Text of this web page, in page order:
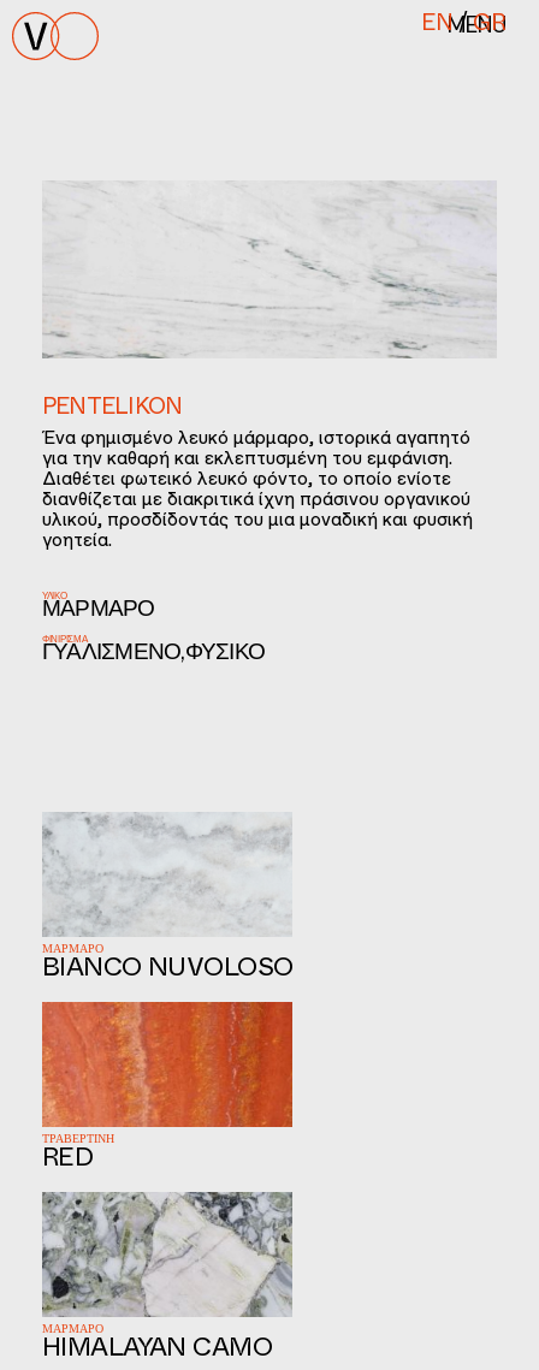
MENU
EN/GR
PENTELIKON
Ένα φημισμένο λευκό μάρμαρο, ιστορικά αγαπητό
για την καθαρή και εκλεπτυσμένη του εμφάνιση.
Διαθέτει φωτεικό λευκό φόντο, το οποίο ενίοτε
διανθίζεται με διακριτικά ίχνη πράσινου οργανικού
υλικού, προσδίδοντάς του μια μοναδική και φυσική
γοητεία.
ΥΛΙΚΌ
ΜΆΡΜΑΡΟ
ΦΙΝΊΡΙΣΜΑ
ΓΥΑΛΙΣΜΕΝΟ,ΦΥΣΙΚΟ
BIANCO NUVOLOSO
ΜΑΡΜΑΡΟ
RED
ΤΡΑΒΕΡΤΙΝΗ
HIMALAYAN CAMO
ΜΑΡΜΑΡΟ